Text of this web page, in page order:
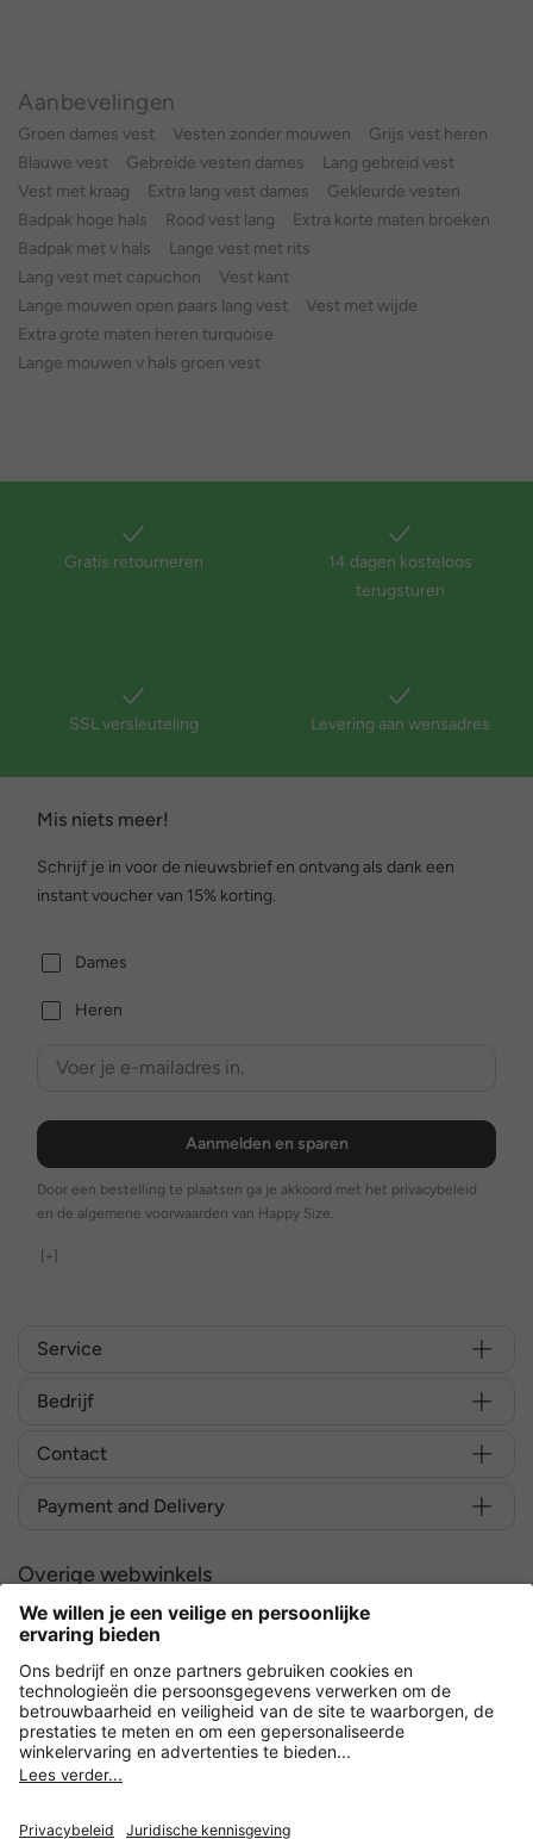
Aanbevelingen
Groen dames vest Vesten zonder mouwen
Grijs vest heren
Blauwe vest
Gebreide vesten dames
Lang gebreid vest
Vest met kraag
Extra lang vest dames
Gekleurde vesten
Badpak hoge hals
Rood vest lang
Extra korte maten broeken
Badpak met v hals
Lange vest met rits
Lang vest met capuchon
Vest kant
Lange mouwen open paars lang vest
Vest met wijde
Extra grote maten heren turquoise
Lange mouwen v hals groen vest
Gratis retourneren
14 dagen kosteloos
terugsturen
SSL versleuteling Levering aan wensadres
Mis niets meer!
Schrijf je in voor de nieuwsbrief en ontvang als dank een
instant voucher van 15% korting.
Dames
Heren
Aanmelden en sparen
Door een bestelling te plaatsen ga je akkoord met het privacybeleid
en de algemene voorwaarden van Happy Size.
[+]
Service
Bedrijf
Contact
Payment and Delivery
Overige webwinkels
Nederland
Versleuteling met